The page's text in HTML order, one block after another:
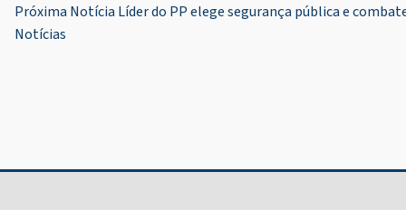
de
Próxima Notícia Líder do PP elege segurança pública e
Notícias